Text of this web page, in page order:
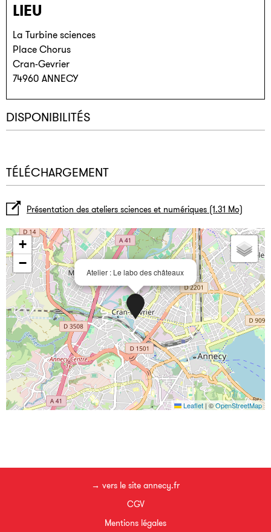
LIEU
La Turbine sciences
Place Chorus
Cran-Gevrier
74960 ANNECY
DISPONIBILITÉS
TÉLÉCHARGEMENT
Présentation des ateliers sciences et numériques (1.31 Mo)
Atelier : Le labo des châteaux
+
−
Leaflet|©OpenStreetMap
→ vers le site annecy.fr
CGV
Mentions légales